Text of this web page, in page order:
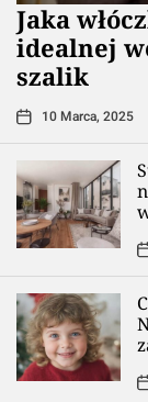
Jaka
idealnej
szalik
10 Marca, 2025